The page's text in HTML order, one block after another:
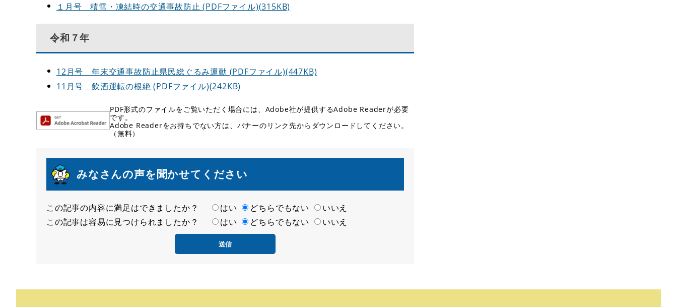
１月号 積雪・凍結時の交通事故防止 (PDFファイル)(315KB)
令和７年
12月号 年末交通事故防止県民総ぐるみ運動 (PDFファイル)(447KB)
11月号 飲酒運転の根絶 (PDFファイル)(242KB)
PDF形式のファイルをご覧いただく場合には、Adobe社が提供するAdobe Readerが必要
です。
Adobe Readerをお持ちでない方は、バナーのリンク先からダウンロードしてください。
（無料）
みなさんの声を聞かせてください
満
足
この記事の内容に満足はできましたか？ はい どちらでもない
いいえ
容
この記事は容易に見つけられましたか？ はい どちらでもない いいえ